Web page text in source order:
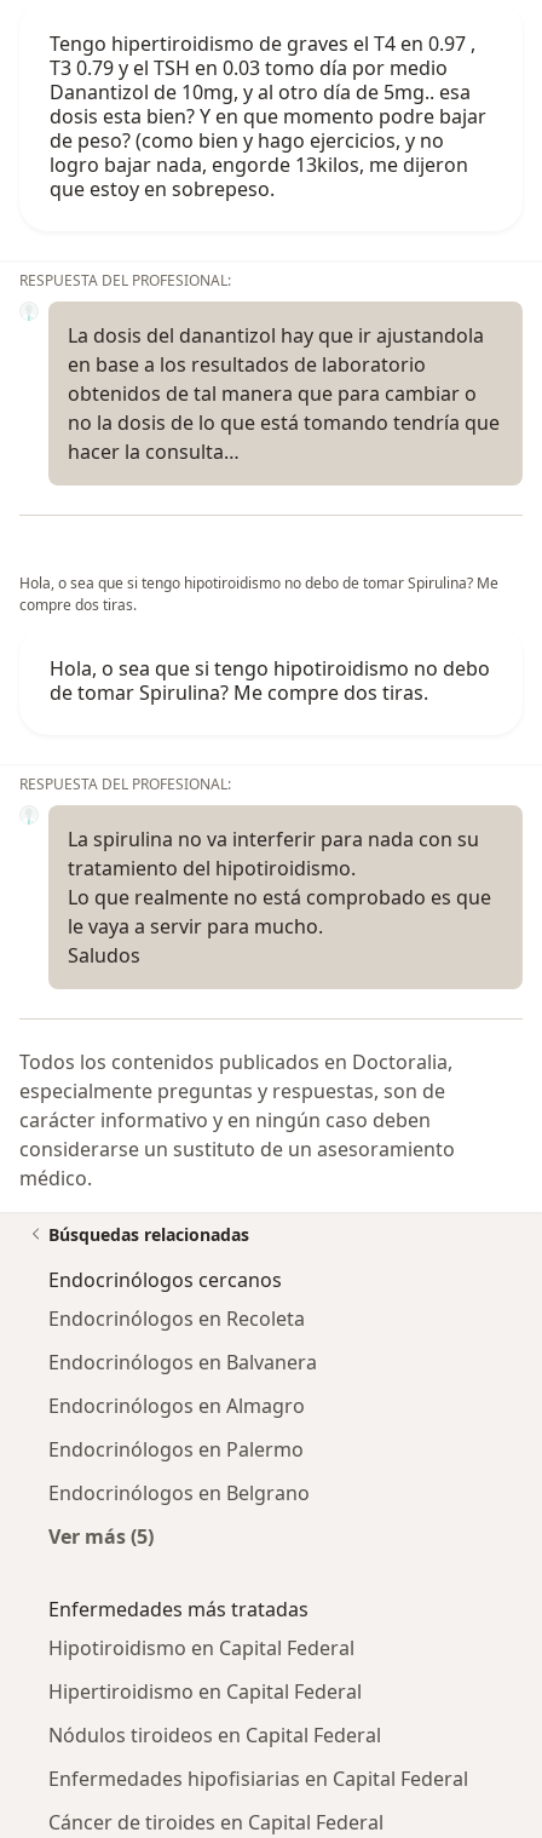
Tengo hipertiroidismo de graves el T4 en 0.97 ,
T3 0.79 y el TSH en 0.03 tomo día por medio
Danantizol de 10mg, y al otro día de 5mg.. esa
dosis esta bien? Y en que momento podre bajar
de peso? (como bien y hago ejercicios, y no
logro bajar nada, engorde 13kilos, me dijeron
que estoy en sobrepeso.
RESPUESTA DEL PROFESIONAL:
La dosis del danantizol hay que ir ajustandola
en base a los resultados de laboratorio
obtenidos de tal manera que para cambiar o
no la dosis de lo que está tomando tendría que
hacer la consulta…
Hola, o sea que si tengo hipotiroidismo no debo de tomar Spirulina? Me
compre dos tiras.
Hola, o sea que si tengo hipotiroidismo no debo
de tomar Spirulina? Me compre dos tiras.
RESPUESTA DEL PROFESIONAL:
La spirulina no va interferir para nada con su
tratamiento del hipotiroidismo.
Lo que realmente no está comprobado es que
le vaya a servir para mucho.
Saludos
Todos los contenidos publicados en Doctoralia,
especialmente preguntas y respuestas, son de
carácter informativo y en ningún caso deben
considerarse un sustituto de un asesoramiento
médico.
Búsquedas relacionadas
Endocrinólogos cercanos
Endocrinólogos en Recoleta
Endocrinólogos en Balvanera
Endocrinólogos en Almagro
Endocrinólogos en Palermo
Endocrinólogos en Belgrano
Ver más (5)
Enfermedades más tratadas
Hipotiroidismo en Capital Federal
Hipertiroidismo en Capital Federal
Nódulos tiroideos en Capital Federal
Enfermedades hipofisiarias en Capital Federal
Cáncer de tiroides en Capital Federal